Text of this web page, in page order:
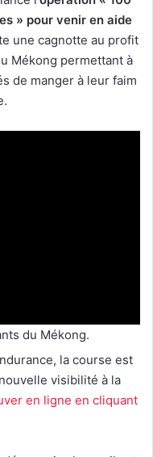
» pour venir en aide
une cagnotte au profit
Mékong permettant à
de manger à leur faim
du Mékong.
la course est
visibilité à la
en ligne en cliquant